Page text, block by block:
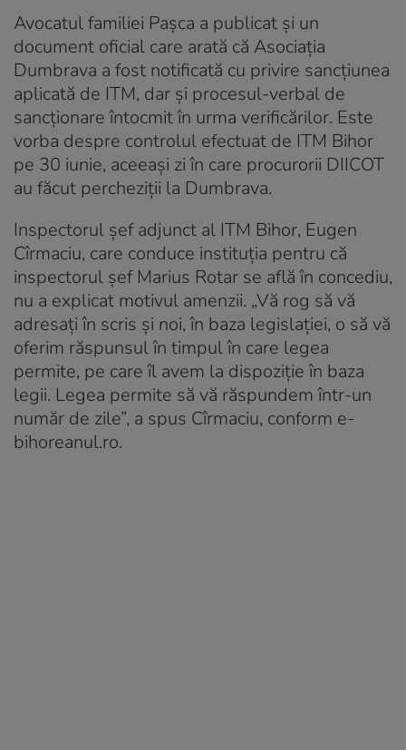
Avocatul familiei Pașca a publicat și un
document oficial care arată că Asociația
Dumbrava a fost notificată cu privire sancțiunea
aplicată de ITM, dar și procesul-verbal de
sancționare întocmit în urma verificărilor. Este
vorba despre controlul efectuat de ITM Bihor
pe 30 iunie, aceeași zi în care procurorii DIICOT
au făcut percheziții la Dumbrava.
Inspectorul șef adjunct al ITM Bihor, Eugen
Cîrmaciu, care conduce instituția pentru că
inspectorul șef Marius Rotar se află în concediu,
nu a explicat motivul amenzii. „Vă rog să vă
adresați în scris și noi, în baza legislației, o să vă
oferim răspunsul în timpul în care legea
permite, pe care îl avem la dispoziție în baza
legii. Legea permite să vă răspundem într-un
număr de zile”, a spus Cîrmaciu, conform e-
bihoreanul.ro.